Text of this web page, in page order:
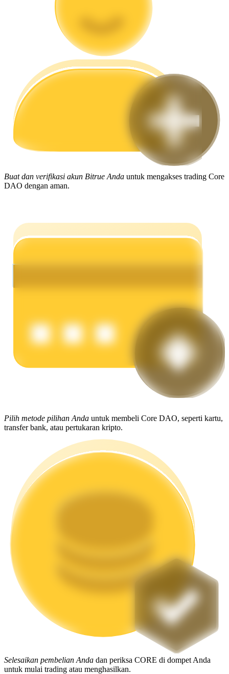
Memandu
Panduan Pemula Berjangka
Pelajari cara untuk tetap menghasilkan keuntungan
Menghasilkan
Babi Kekuatan
Mempertaruhkan
Pengembalian tinggi & akses instan
Launchpool
Staking fleksibel untuk mendapatkan token populer
Buat dan verifikasi akun Bitrue Anda untuk mengakses trading Core
DAO dengan aman.
Pilih metode pilihan Anda untuk membeli Core DAO, seperti kartu,
transfer bank, atau pertukaran kripto.
Selesaikan pembelian Anda dan periksa CORE di dompet Anda
untuk mulai trading atau menghasilkan.